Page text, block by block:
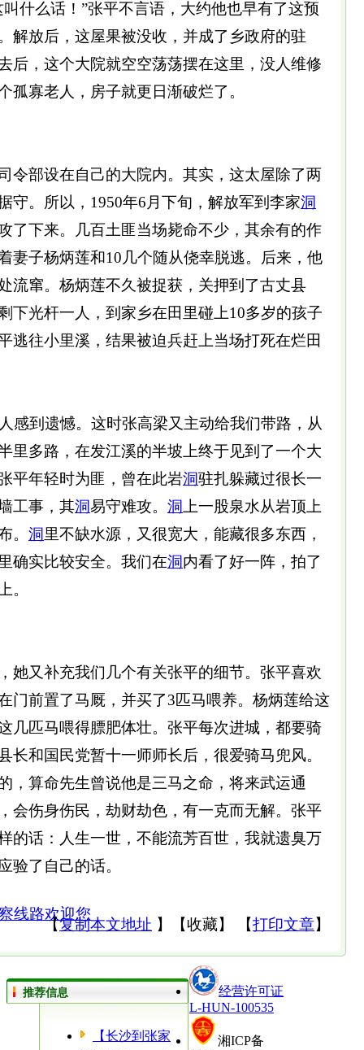
什么话！”张平不言语，大约他也早有了这预
解放后，这屋果被没收，并成了乡政府的驻
后，这个大院就空空荡荡摆在这里，没人维修
孤寡老人，房子就更日渐破烂了。
令部设在自己的大院内。其实，这太屋除了两
守。所以，1950年6月下旬，解放军到李家洞
了下来。几百土匪当场毙命不少，其余有的作
妻子杨炳莲和10几个随从侥幸脱逃。后来，他
流窜。杨炳莲不久被捉获，关押到了古丈县
下光杆一人，到家乡在田里碰上10多岁的孩子
逃往小里溪，结果被迫兵赶上当场打死在烂田
感到遗憾。这时张高梁又主动给我们带路，从
里多路，在发江溪的半坡上终于见到了一个大
平年轻时为匪，曾在此岩洞驻扎躲藏过很长一
工事，其洞易守难攻。 洞
上一股泉水从岩顶上
。 洞 里不缺水源，又很宽大，能藏很多东西，
确实比较安全。我们在洞内看了好一阵，拍了
。
又补充我们几个有关张平的细节。张平喜欢
门前置了马厩，并买了3匹马喂养。杨炳莲给这
几匹马喂得膘肥体壮。张平每次进城，都要骑
长和国民党暂十一师师长后，很爱骑马兜风。
，算命先生曾说他是三马之命，将来武运通
会伤身伤民，劫财劫色，有一克而无解。张平
的话：人生一世，不能流芳百世，我就遗臭万
验了自己的话。
线路欢迎您
【复制本文地址 】 【收藏】 【打印文章】
推荐信息
【长沙到张家
经营许可证
L-HUN-100535
湘ICP备